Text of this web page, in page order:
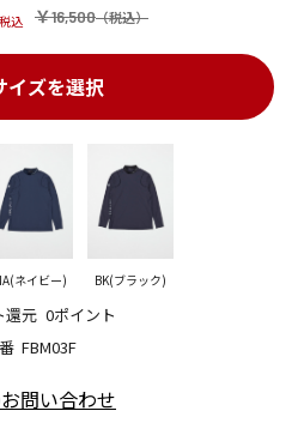
￥16,500
FBM03F
還元 0ポイント
イズを選択
ネイビー) BK(ブラック)
問い合わせ